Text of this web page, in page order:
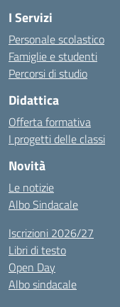
I Servizi
Personale scolastico
Famiglie e studenti
Percorsi di studio
Didattica
Offerta formativa
I progetti delle classi
Novità
Le notizie
Albo Sindacale
Iscrizioni 2026/27
Libri di testo
Open Day
Albo sindacale